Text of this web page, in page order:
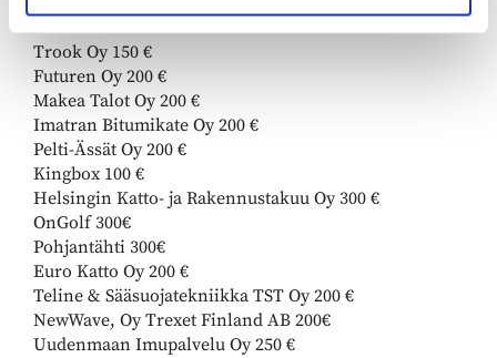
Yritykset:
Trook Oy 150 €
Futuren Oy 200 €
Makea Talot Oy 200 €
Imatran Bitumikate Oy 200 €
Pelti-Ässät Oy 200 €
Kingbox 100 €
​​​​​​​Helsingin Katto- ja Rakennustakuu Oy 300 €
OnGolf 300€
Pohjantähti 300€
Euro Katto Oy 200 €
Teline & Sääsuojatekniikka TST Oy 200 €
​​​​​​​NewWave, Oy Trexet Finland AB 200€
​​​​​​​Uudenmaan Imupalvelu Oy 250 €